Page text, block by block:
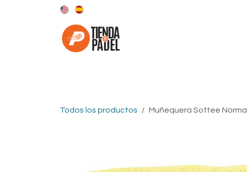
Todos los productos Muñequera Softee Normal